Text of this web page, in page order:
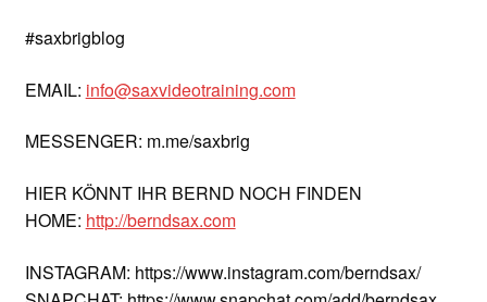
#saxbrigblog
EMAIL: info@saxvideotraining.com
MESSENGER: m.me/saxbrig
HIER KÖNNT IHR BERND NOCH FINDEN
HOME: http://berndsax.com
INSTAGRAM: https://www.instagram.com/berndsax/